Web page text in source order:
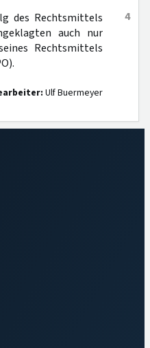
4
des Rechtsmittels
auch nur
Rechtsmittels
Ulf Buermeyer